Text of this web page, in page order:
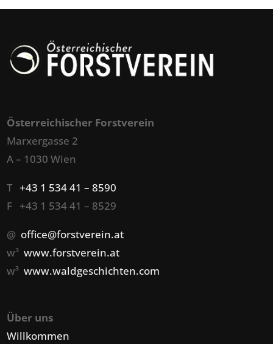
Österreichischer Forstverein
Marxergasse 2
A – 1030 Wien
T+43 1 534 41 – 8590
F +43 1 534 41 – 8529
@ office@forstverein.at
w³www.forstverein.at
w³www.waldgeschichten.com
Über uns
Willkommen